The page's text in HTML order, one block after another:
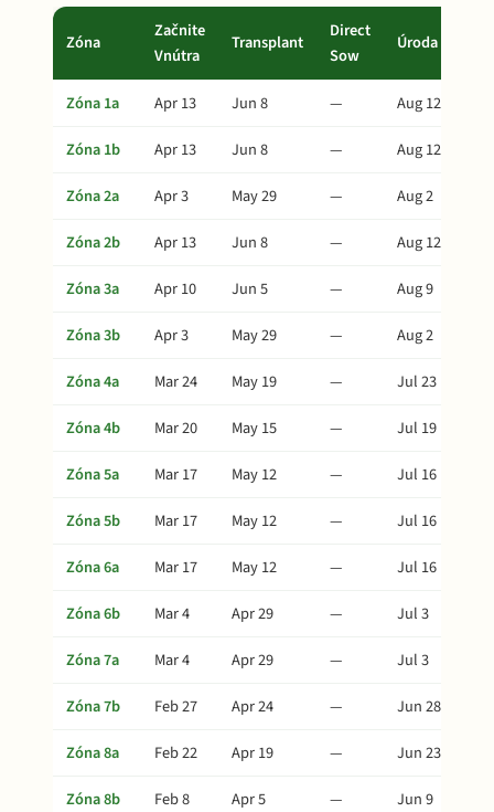
Zóna
Začnite
Vnútra
Transplant
Direct
Sow
Úroda
Zóna 1a Apr 13 Jun 8 —
Aug 12
Zóna 1b
Apr 13 Jun 8 —
Aug 12
Zóna 2a
Apr 3 May 29 —
Aug 2
Zóna 2b
Apr 13 Jun 8 —
Aug 12
Zóna 3a
Apr 10 Jun 5 —
Aug 9
Zóna 3b
Apr 3 May 29 —
Aug 2
Zóna 4a
Mar 24 May 19 —
Jul 23
Zóna 4b
Mar 20 May 15 —
Jul 19
Zóna 5a
Mar 17 May 12 —
Jul 16
Zóna 5b
Mar 17 May 12 —
Jul 16
Zóna 6a
Mar 17 May 12 —
Jul 16
Zóna 6b
Mar 4 Apr 29 —
Jul 3
Zóna 7a
Mar 4 Apr 29 —
Jul 3
Zóna 7b
Feb 27 Apr 24 —
Jun 28
Zóna 8a
Feb 22 Apr 19 —
Jun 23
Zóna 8b
Feb 8 Apr 5 —
Jun 9